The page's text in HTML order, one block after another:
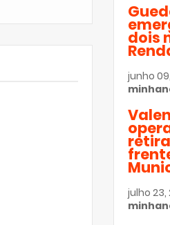
dois
junho
julho 23,